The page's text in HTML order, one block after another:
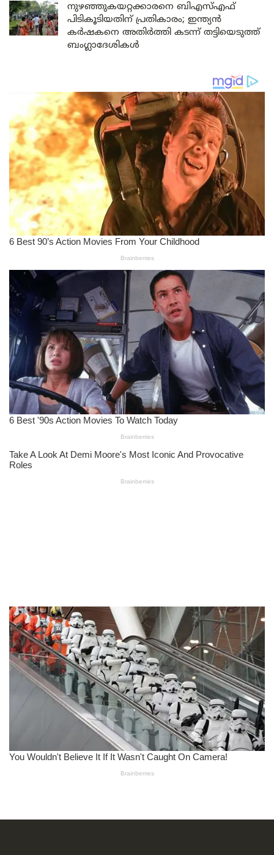
നുഴഞ്ഞുകയറ്റക്കാരനെ ബിഎസ്എഫ്
പിടികൂടിയതിന് പ്രതികാരം; ഇന്ത്യൻ
കർഷകനെ അതിർത്തി കടന്ന് തട്ടിയെടുത്ത്
ബംഗ്ലാദേശികൾ